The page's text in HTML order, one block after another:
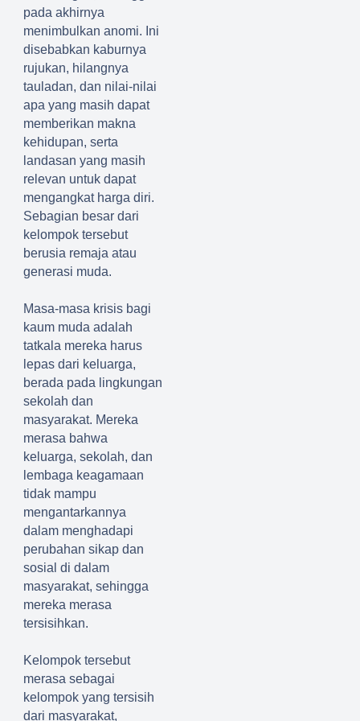
Hasil
hingga
Peruba
han
Hasil
Kelauta
n -
OPINI
pada akhirnya
menimbulkan anomi. Ini
disebabkan kaburnya
rujukan, hilangnya
tauladan, dan nilai-nilai
apa yang masih dapat
memberikan makna
kehidupan, serta
landasan yang masih
relevan untuk dapat
mengangkat harga diri.
Sebagian besar dari
kelompok tersebut
berusia remaja atau
generasi muda.
Masa-masa krisis bagi
kaum muda adalah
tatkala mereka harus
lepas dari keluarga,
berada pada lingkungan
sekolah dan
masyarakat. Mereka
merasa bahwa
keluarga, sekolah, dan
lembaga keagamaan
tidak mampu
mengantarkannya
dalam menghadapi
perubahan sikap dan
sosial di dalam
masyarakat, sehingga
mereka merasa
tersisihkan.
Kelompok tersebut
merasa sebagai
kelompok yang tersisih
dari masyarakat,